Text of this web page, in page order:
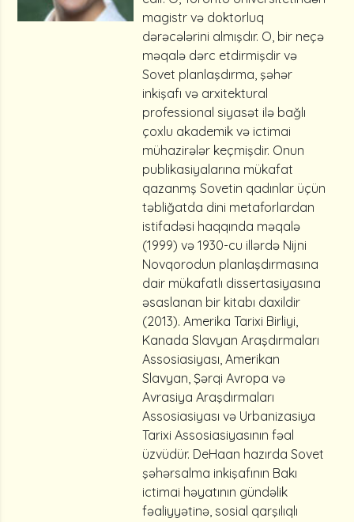
magistr və doktorluq
dərəcələrini almışdır. O, bir neçə
məqalə dərc etdirmişdir və
Sovet planlaşdırma, şəhər
inkişafı və arxitektural
professional siyasət ilə bağlı
çoxlu akademik və ictimai
mühazirələr keçmişdir. Onun
publikasiyalarına mükafat
qazanmş Sovetin qadınlar üçün
təbliğatda dini metaforlardan
istifadəsi haqqında məqalə
(1999) və 1930-cu illərdə Nijni
Novqorodun planlaşdırmasına
dair mükafatlı dissertasiyasına
əsaslanan bir kitabı daxildir
(2013). Amerika Tarixi Birliyi,
Kanada Slavyan Araşdırmaları
Assosiasiyası, Amerikan
Slavyan, Şərqi Avropa və
Avrasiya Araşdırmaları
Assosiasiyası və Urbanizasiya
Tarixi Assosiasiyasının fəal
üzvüdür. DeHaan hazırda Sovet
şəhərsalma inkişafının Bakı
ictimai həyatının gündəlik
fəaliyyətinə, sosial qarşılıqlı